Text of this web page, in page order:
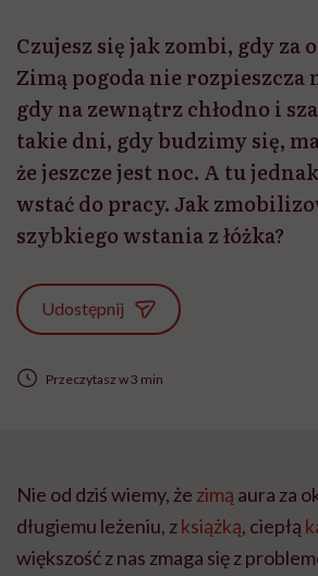
Czujesz się jak zombi, gdy za
Zimą pogoda nie rozpieszcza
gdy na zewnątrz chłodno i
takie dni, gdy budzimy się,
że jeszcze jest noc. A tu
wstać do pracy. Jak
szybkiego wstania z łóżka?
Udostępnij
Przeczytasz w 3 min
Nie od dziś wiemy, że zimą aura za
długiemu leżeniu, zksiążką, ciepłą
większość z nas zmaga się z